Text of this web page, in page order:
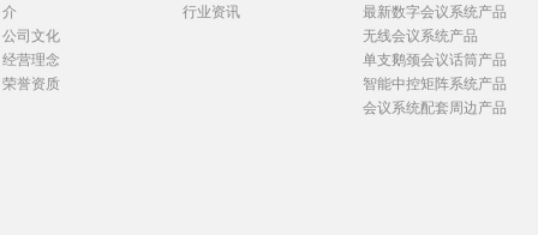
介
公司文化
经营理念
荣誉资质
行业资讯
最新数字会议系统产品
无线会议系统产品
单支鹅颈会议话筒产品
智能中控矩阵系统产品
会议系统配套周边产品